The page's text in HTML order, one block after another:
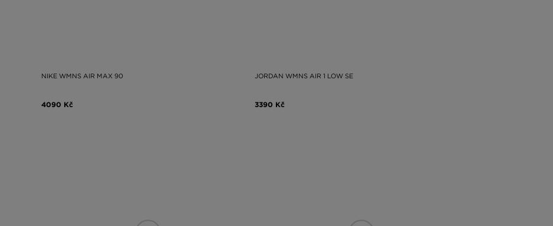
NIKE WMNS AIR MAX 90
4090 Kč
JORDAN WMNS AIR 1 LOW SE
3390 Kč